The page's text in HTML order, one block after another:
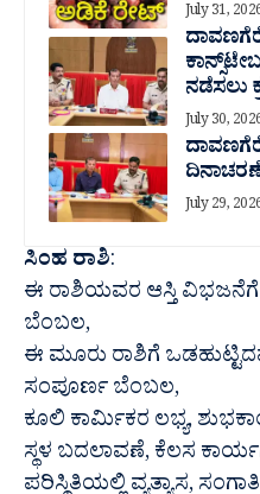
July 31,
ನಡೆಸಲು
July 30,
July 29,
ಸಿಂಹ ರಾಶಿ:
ಈ ರಾಶಿಯವರ ಆಸ್ತಿ
ಬೆಂಬಲ,
ಈ ಮೂರು ರಾಶಿಗೆ
ಸಂಪೂರ್ಣ ಬೆಂಬಲ,
ಕೂಲಿ ಕಾರ್ಮಿಕರ ಲಭ್ಯ,
ಸ್ಥಳ ಬದಲಾವಣೆ, ಕೆಲಸ